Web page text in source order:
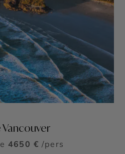
Vancouver
4650 € /pers